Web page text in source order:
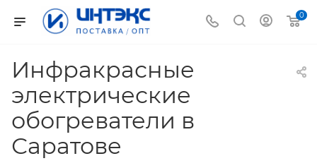
0
Инфракрасные
электрические
обогреватели в
Саратове